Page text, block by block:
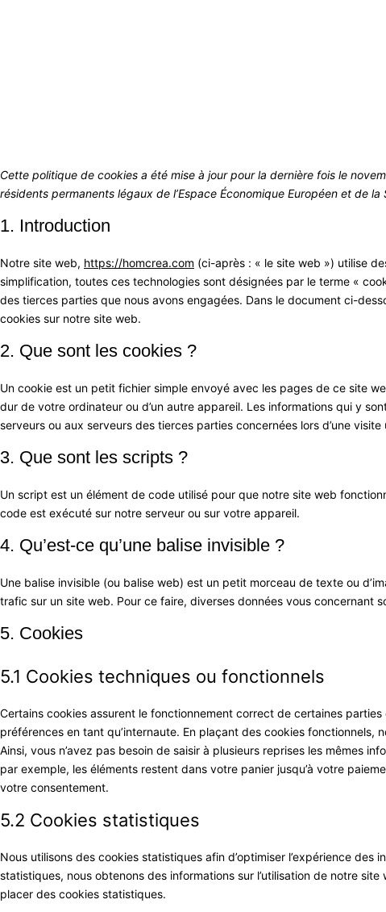
Cette politique de cookies a été mise à jour pour la dernière fois le
résidents permanents légaux de l’Espace Économique Européen et de la
1. Introduction
Notre site web, https://homcrea.com (ci-après : « le site web ») utilise
simplification, toutes ces technologies sont désignées par le terme «
des tierces parties que nous avons engagées. Dans le document ci-
cookies sur notre site web.
2. Que sont les cookies ?
Un cookie est un petit fichier simple envoyé avec les pages de ce site
dur de votre ordinateur ou d’un autre appareil. Les informations qui y
serveurs ou aux serveurs des tierces parties concernées lors d’une visite
3. Que sont les scripts ?
Un script est un élément de code utilisé pour que notre site web
code est exécuté sur notre serveur ou sur votre appareil.
4. Qu’est-ce qu’une balise invisible ?
Une balise invisible (ou balise web) est un petit morceau de texte ou
trafic sur un site web. Pour ce faire, diverses données vous concernant
5. Cookies
5.1 Cookies techniques ou fonctionnels
Certains cookies assurent le fonctionnement correct de certaines
préférences en tant qu’internaute. En plaçant des cookies fonctionnels,
Ainsi, vous n’avez pas besoin de saisir à plusieurs reprises les mêmes
par exemple, les éléments restent dans votre panier jusqu’à votre
votre consentement.
5.2 Cookies statistiques
Nous utilisons des cookies statistiques afin d’optimiser l’expérience des
statistiques, nous obtenons des informations sur l’utilisation de notre
placer des cookies statistiques.